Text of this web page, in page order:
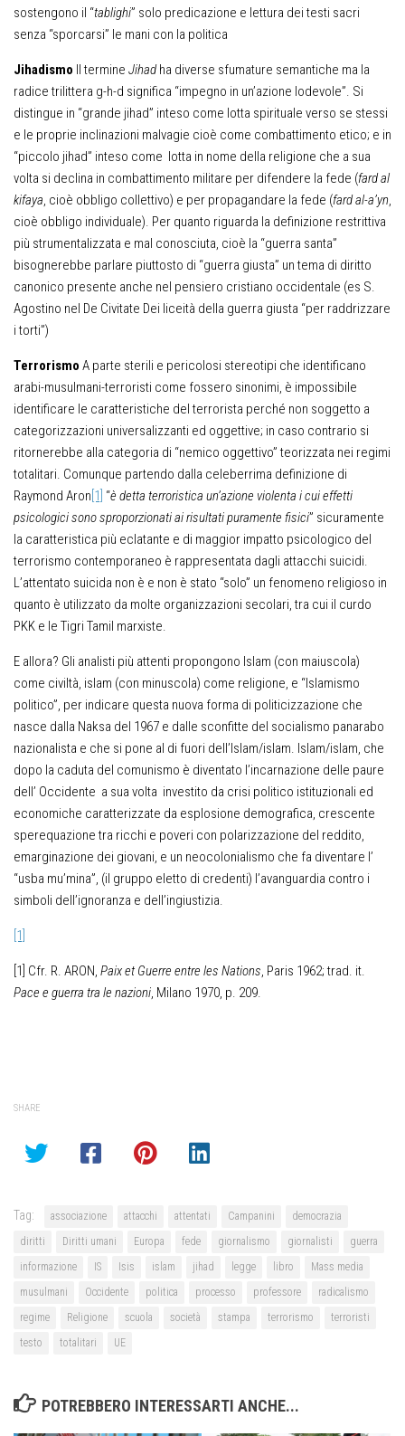
sostengono il “tablighi” solo predicazione e lettura dei testi sacri
senza “sporcarsi” le mani con la politica
Jihadismo Il termine Jihadha diverse sfumature semantiche ma la
radice trilittera g-h-d significa “impegno in un’azione lodevole”. Si
distingue in “grande jihad” inteso come lotta spirituale verso se stessi
e le proprie inclinazioni malvagie cioè come combattimento etico; e in
“piccolo jihad” inteso come lotta in nome della religione che a sua
volta si declina in combattimento militare per difendere la fede (fard al
kifaya, cioè obbligo collettivo) e per propagandare la fede (fard al-a’yn,
cioè obbligo individuale). Per quanto riguarda la definizione restrittiva
più strumentalizzata e mal conosciuta, cioè la “guerra santa”
bisognerebbe parlare piuttosto di “guerra giusta” un tema di diritto
canonico presente anche nel pensiero cristiano occidentale (es S.
Agostino nel De Civitate Dei liceità della guerra giusta “per raddrizzare
i torti”)
Terrorismo A parte sterili e pericolosi stereotipi che identificano
arabi-musulmani-terroristi come fossero sinonimi, è impossibile
identificare le caratteristiche del terrorista perché non soggetto a
categorizzazioni universalizzanti ed oggettive; in caso contrario si
ritornerebbe alla categoria di “nemico oggettivo” teorizzata nei regimi
totalitari. Comunque partendo dalla celeberrima definizione di
Raymond Aron [1] “è detta terroristica un’azione violenta i cui effetti
psicologici sono sproporzionati ai risultati puramente fisici” sicuramente
la caratteristica più eclatante e di maggior impatto psicologico del
terrorismo contemporaneo è rappresentata dagli attacchi suicidi.
L’attentato suicida non è e non è stato “solo” un fenomeno religioso in
quanto è utilizzato da molte organizzazioni secolari, tra cui il curdo
PKK e le Tigri Tamil marxiste.
E allora? Gli analisti più attenti propongono Islam (con maiuscola)
come civiltà, islam (con minuscola) come religione, e “Islamismo
politico”, per indicare questa nuova forma di politicizzazione che
nasce dalla Naksa del 1967 e dalle sconfitte del socialismo panarabo
nazionalista e che si pone al di fuori dell’Islam/islam. Islam/islam, che
dopo la caduta del comunismo è diventato l’incarnazione delle paure
dell’ Occidente a sua volta investito da crisi politico istituzionali ed
economiche caratterizzate da esplosione demografica, crescente
sperequazione tra ricchi e poveri con polarizzazione del reddito,
emarginazione dei giovani, e un neocolonialismo che fa diventare l’
“usba mu’mina”, (il gruppo eletto di credenti) l’avanguardia contro i
simboli dell’ignoranza e dell’ingiustizia.
[1]
[1] Cfr. R. ARON, Paix et Guerre entre les Nations, Paris 1962; trad. it.
Pace e guerra tra le nazioni, Milano 1970, p. 209.
SHARE
Tag: associazione attacchi attentati Campanini
democrazia
diritti
Diritti umani Europa fede giornalismo giornalisti
guerra
informazione
IS Isis islam jihad legge libro
Mass media
musulmani
Occidente politica processo professore
radicalismo
regime
Religione scuola società stampa terrorismo
terroristi
testo
totalitari UE
POTREBBERO INTERESSARTI ANCHE...